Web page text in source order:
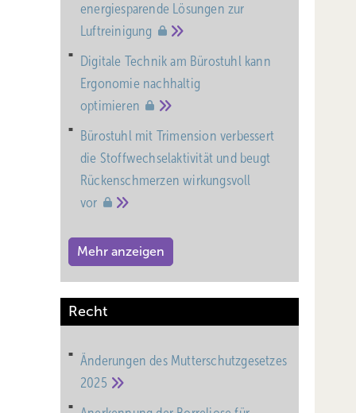
energiesparende Lösungen zur
Luftreinigung
Digitale Technik am Bürostuhl kann
Ergonomie nachhaltig
optimieren
Bürostuhl mit Trimension verbessert
die Stoffwechselaktivität und beugt
Rückenschmerzen wirkungsvoll
vor
Mehr anzeigen
Recht
Änderungen des Mutterschutz­gesetzes
2025